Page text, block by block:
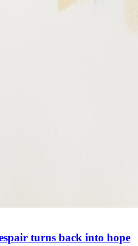
turns back into hope